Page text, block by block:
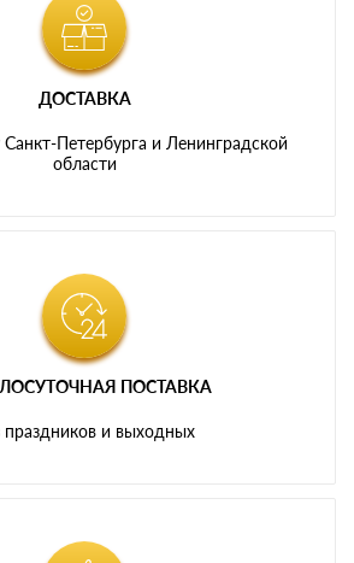
ДОСТАВКА
Петербурга и Ленинградской
области
ПОСТАВКА
праздников и выходных